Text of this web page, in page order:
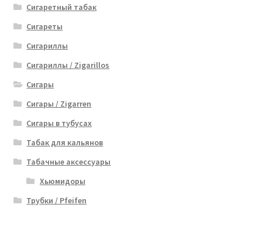
Сигаретный табак
Сигареты
Сигариллы
Сигариллы / Zigarillos
Сигары
Сигары / Zigarren
Сигары в тубусах
Табак для кальянов
Табачные аксессуары
Хьюмидоры
Трубки / Pfeifen